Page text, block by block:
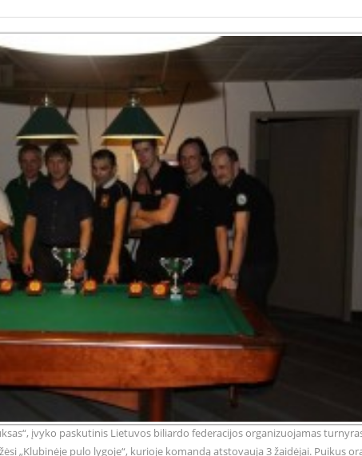
įvyko paskutinis Lietuvos biliardo federacijos organizuojamas
„Klubinėje pulo lygoje“, kurioje komandą atstovauja 3 žaidėjai. Puikus